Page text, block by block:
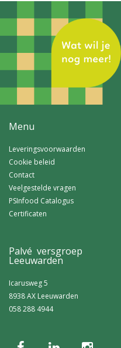
Menu
Leveringsvoorwaarden
Cookie beleid
Contact
Veelgestelde vragen
PSInfood Catalogus
Certificaten
Palvé versgroep
Leeuwarden
Icarusweg 5
8938 AX Leeuwarden
058 288 4944